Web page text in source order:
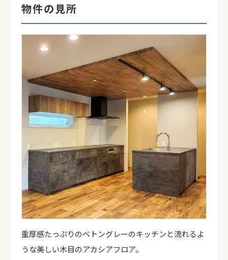
物件の見所
重厚感たっぷりのベトングレーのキッチンと流れるよ
うな美しい木目のアカシアフロア。